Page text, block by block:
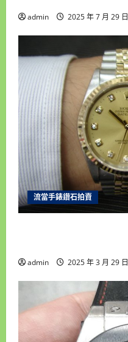
admin 2025 年 7 月 29 日
流當手錶鑽石拍賣
admin 2025 年 3 月 29 日